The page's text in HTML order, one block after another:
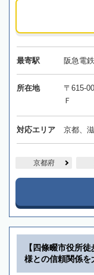
最寄駅 阪急電
所在地
〒615-
Ｆ
対応エリア 京都、
京都府
【四條畷市役所
様との信頼関係を